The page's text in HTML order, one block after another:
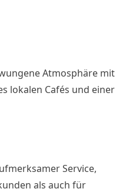
Atmosphäre mit
lokalen Cafés und einer
Service,
als auch für